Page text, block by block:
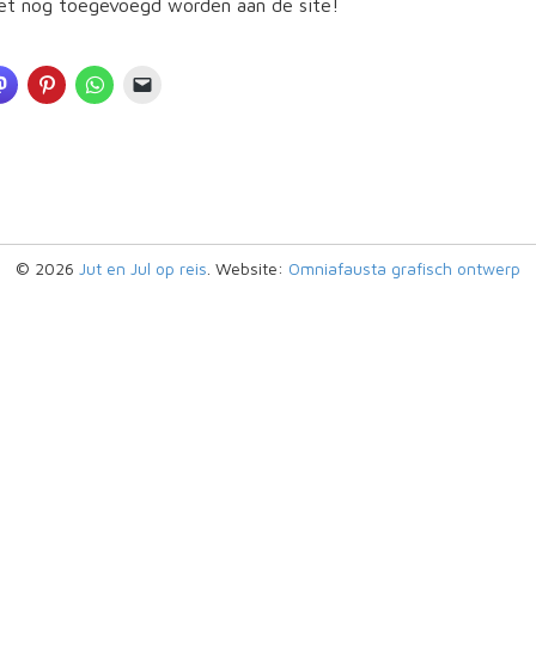
nog toegevoegd worden aan de site!
© 2026 Jut en Jul op reis . Website: Omniafausta grafisch ontwerp